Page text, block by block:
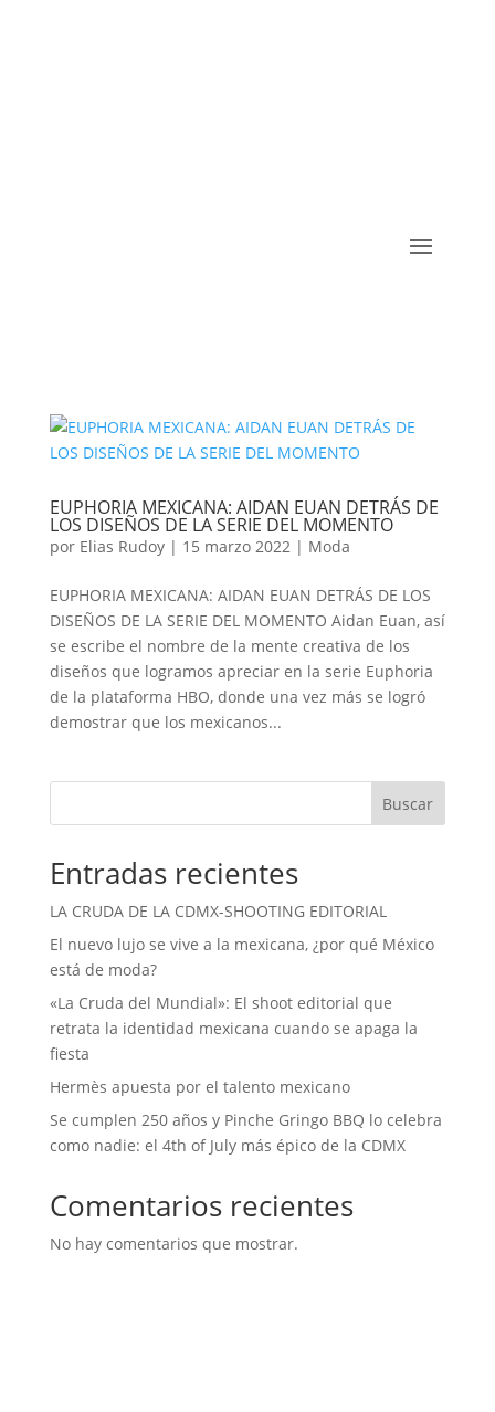
EUPHORIA MEXICANA: AIDAN EUAN DETRÁS DE
LOS DISEÑOS DE LA SERIE DEL MOMENTO
por Elias Rudoy| 15 marzo 2022| Moda
EUPHORIA MEXICANA: AIDAN EUAN DETRÁS DE LOS
DISEÑOS DE LA SERIE DEL MOMENTO Aidan Euan, así
se escribe el nombre de la mente creativa de los
diseños que logramos apreciar en la serie Euphoria
de la plataforma HBO, donde una vez más se logró
demostrar que los mexicanos...
Buscar
Entradas recientes
LA CRUDA DE LA CDMX-SHOOTING EDITORIAL
El nuevo lujo se vive a la mexicana, ¿por qué México
está de moda?
«La Cruda del Mundial»: El shoot editorial que
retrata la identidad mexicana cuando se apaga la
fiesta
Hermès apuesta por el talento mexicano
Se cumplen 250 años y Pinche Gringo BBQ lo celebra
como nadie: el 4th of July más épico de la CDMX
Comentarios recientes
No hay comentarios que mostrar.